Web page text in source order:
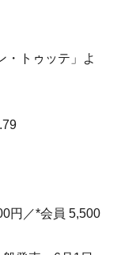
・トゥッテ」よ
円／*会員 5,500